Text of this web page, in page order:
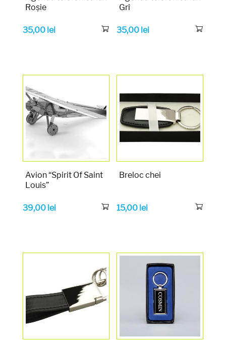
Roșie
35,00 lei
Gri
35,00 lei
Avion “Spirit Of Saint
Louis”
39,00 lei
Breloc chei
15,00 lei